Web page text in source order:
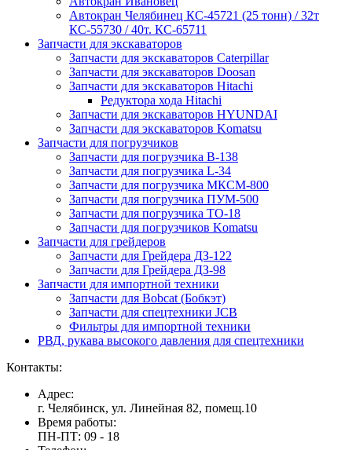
Автокран Челябинец КС-45721 (25 тонн) / 32т
КС-55730 / 40т. КС-65711
Запчасти для экскаваторов
Запчасти для экскаваторов Caterpillar
Запчасти для экскаваторов Doosan
Запчасти для экскаваторов Hitachi
Редуктора хода Hitachi
Запчасти для экскаваторов HYUNDAI
Запчасти для экскаваторов Komatsu
Запчасти для погрузчиков
Запчасти для погрузчика B-138
Запчасти для погрузчика L-34
Запчасти для погрузчика МКСМ-800
Запчасти для погрузчика ПУМ-500
Запчасти для погрузчика ТО-18
Запчасти для погрузчиков Komatsu
Запчасти для грейдеров
Запчасти для Грейдера ДЗ-122
Запчасти для Грейдера ДЗ-98
Запчасти для импортной техники
Запчасти для Bobcat (Бобкэт)
Запчасти для спецтехники JCB
Фильтры для импортной техники
РВД, рукава высокого давления для спецтехники
Контакты:
Адрес:
г. Челябинск, ул. Линейная 82, помещ.10
Время работы:
ПН-ПТ: 09 - 18